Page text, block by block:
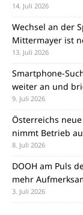
14. Juli 2026
Wechsel an der
Mittermayer ist
13. Juli 2026
Smartphone-
weiter an und
9. Juli 2026
Österreichs
nimmt Betrieb
8. Juli 2026
DOOH am Puls
mehr
3. Juli 2026